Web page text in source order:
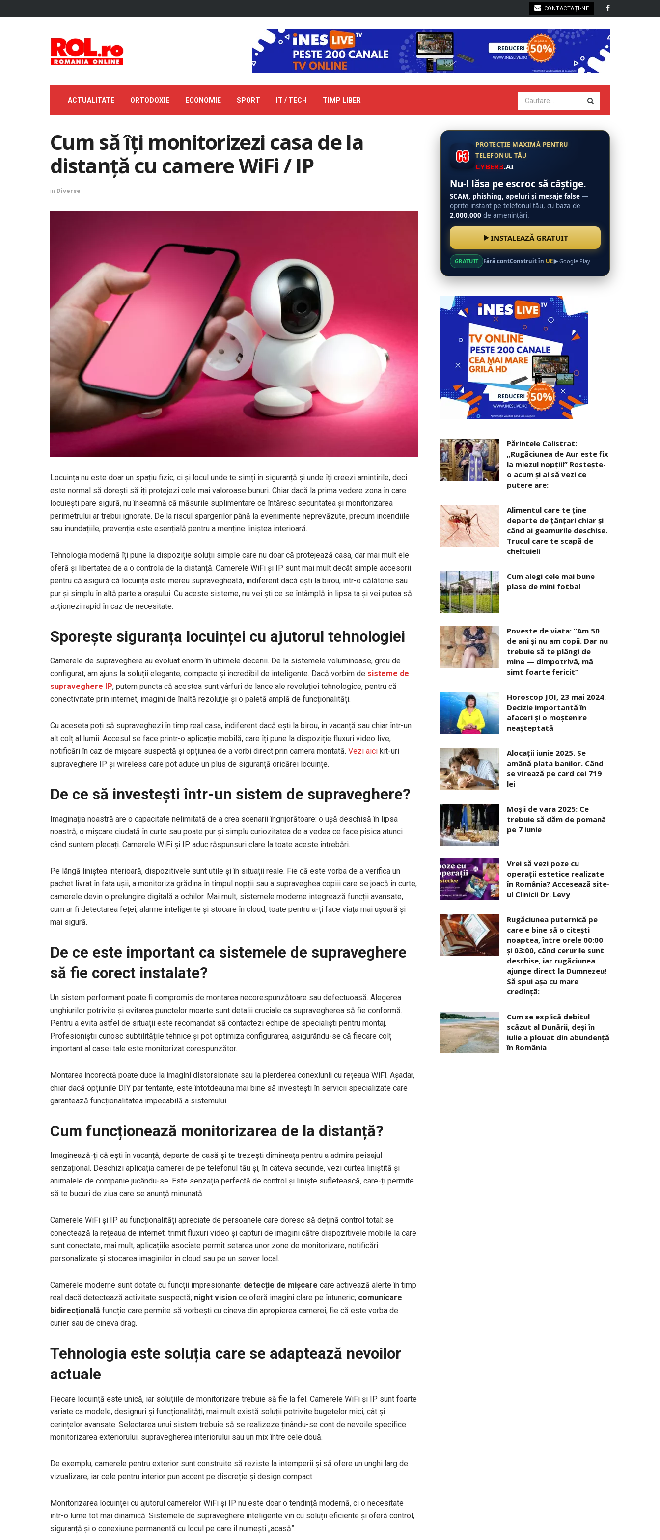
CONTACTAȚI-NE
ACTUALITATE ORTODOXIE ECONOMIE SPORT IT / TECH TIMP LIBER
Cum să îți monitorizezi casa de la
distanță cu camere WiFi / IP
in Diverse
Locuința nu este doar un spațiu fizic, ci și locul unde te simți în siguranță și unde îți creezi amintirile, deci
este normal să dorești să îți protejezi cele mai valoroase bunuri. Chiar dacă la prima vedere zona în care
locuiești pare sigură, nu înseamnă că măsurile suplimentare ce întăresc securitatea și monitorizarea
perimetrului ar trebui ignorate. De la riscul spargerilor până la evenimente neprevăzute, precum incendiile
sau inundațiile, prevenția este esențială pentru a menține liniștea interioară.
Tehnologia modernă îți pune la dispoziție soluții simple care nu doar că protejează casa, dar mai mult ele
oferă și libertatea de a o controla de la distanță. Camerele WiFi și IP sunt mai mult decât simple accesorii
pentru că asigură că locuința este mereu supravegheată, indiferent dacă ești la birou, într-o călătorie sau
pur și simplu în altă parte a orașului. Cu aceste sisteme, nu vei ști ce se întâmplă în lipsa ta și vei putea să
acționezi rapid în caz de necesitate.
Sporește siguranța locuinței cu ajutorul tehnologiei
Camerele de supraveghere au evoluat enorm în ultimele decenii. De la sistemele voluminoase, greu de
configurat, am ajuns la soluții elegante, compacte și incredibil de inteligente. Dacă vorbim de sisteme de
supraveghere IP, putem puncta că acestea sunt vârfuri de lance ale revoluției tehnologice, pentru că
conectivitate prin internet, imagini de înaltă rezoluție și o paletă amplă de funcționalități.
Cu aceseta poți să supraveghezi în timp real casa, indiferent dacă ești la birou, în vacanță sau chiar într-un
alt colț al lumii. Accesul se face printr-o aplicație mobilă, care îți pune la dispoziție fluxuri video live,
notificări în caz de mișcare suspectă și opțiunea de a vorbi direct prin camera montată. Vezi aici kit-uri
supraveghere IP și wireless care pot aduce un plus de siguranță oricărei locuințe.
De ce să investești într-un sistem de supraveghere?
Imaginația noastră are o capacitate nelimitată de a crea scenarii îngrijorătoare: o ușă deschisă în lipsa
noastră, o mișcare ciudată în curte sau poate pur și simplu curiozitatea de a vedea ce face pisica atunci
când suntem plecați. Camerele WiFi și IP aduc răspunsuri clare la toate aceste întrebări.
Pe lângă liniștea interioară, dispozitivele sunt utile și în situații reale. Fie că este vorba de a verifica un
pachet livrat în fața ușii, a monitoriza grădina în timpul nopții sau a supraveghea copiii care se joacă în curte,
camerele devin o prelungire digitală a ochilor. Mai mult, sistemele moderne integrează funcții avansate,
cum ar fi detectarea feței, alarme inteligente și stocare în cloud, toate pentru a-ți face viața mai ușoară și
mai sigură.
De ce este important ca sistemele de supraveghere
să fie corect instalate?
Un sistem performant poate fi compromis de montarea necorespunzătoare sau defectuoasă. Alegerea
unghiurilor potrivite și evitarea punctelor moarte sunt detalii cruciale ca supravegherea să fie conformă.
Pentru a evita astfel de situații este recomandat să contactezi echipe de specialiști pentru montaj.
Profesioniștii cunosc subtilitățile tehnice și pot optimiza configurarea, asigurându-se că fiecare colț
important al casei tale este monitorizat corespunzător.
Montarea incorectă poate duce la imagini distorsionate sau la pierderea conexiunii cu rețeaua WiFi. Așadar,
chiar dacă opțiunile DIY par tentante, este întotdeauna mai bine să investești în servicii specializate care
garantează funcționalitatea impecabilă a sistemului.
Cum funcționează monitorizarea de la distanță?
Imaginează-ți că ești în vacanță, departe de casă și te trezești dimineața pentru a admira peisajul
senzațional. Deschizi aplicația camerei de pe telefonul tău și, în câteva secunde, vezi curtea liniștită și
animalele de companie jucându-se. Este senzația perfectă de control și liniște sufletească, care-ți permite
să te bucuri de ziua care se anunță minunată.
Camerele WiFi și IP au funcționalități apreciate de persoanele care doresc să dețină control total: se
conectează la rețeaua de internet, trimit fluxuri video și capturi de imagini către dispozitivele mobile la care
sunt conectate, mai mult, aplicațiile asociate permit setarea unor zone de monitorizare, notificări
personalizate și stocarea imaginilor în cloud sau pe un server local.
Camerele moderne sunt dotate cu funcții impresionante: detecție de mișcare care activează alerte în timp
real dacă detectează activitate suspectă; night vision ce oferă imagini clare pe întuneric; comunicare
bidirecțională funcție care permite să vorbești cu cineva din apropierea camerei, fie că este vorba de
curier sau de cineva drag.
Tehnologia este soluția care se adaptează nevoilor
actuale
Fiecare locuință este unică, iar soluțiile de monitorizare trebuie să fie la fel. Camerele WiFi și IP sunt foarte
variate ca modele, designuri și funcționalități, mai mult există soluții potrivite bugetelor mici, cât și
cerințelor avansate. Selectarea unui sistem trebuie să se realizeze ținându-se cont de nevoile specifice:
monitorizarea exteriorului, supravegherea interiorului sau un mix între cele două.
De exemplu, camerele pentru exterior sunt construite să reziste la intemperii și să ofere un unghi larg de
vizualizare, iar cele pentru interior pun accent pe discreție și design compact.
Monitorizarea locuinței cu ajutorul camerelor WiFi și IP nu este doar o tendință modernă, ci o necesitate
într-o lume tot mai dinamică. Sistemele de supraveghere inteligente vin cu soluții eficiente și oferă control,
siguranță și o conexiune permanentă cu locul pe care îl numești „acasă”.
PROTECȚIE MAXIMĂ PENTRU
TELEFONUL TĂU
CYBER3.AI
Nu-l lăsa pe escroc să câștige.
SCAM, phishing, apeluri și mesaje false —
oprite instant pe telefonul tău, cu baza de
2.000.000 de amenințări.
INSTALEAZĂ GRATUIT
GRATUIT Fără contConstruit în UE Google Play
Părintele Calistrat:
„Rugăciunea de Aur este fix
la miezul nopţii!” Rosteşte-
o acum şi ai să vezi ce
putere are:
Alimentul care te ține
departe de țânțari chiar și
când ai geamurile deschise.
Trucul care te scapă de
cheltuieli
Cum alegi cele mai bune
plase de mini fotbal
Poveste de viata: “Am 50
de ani și nu am copii. Dar nu
trebuie să te plângi de
mine — dimpotrivă, mă
simt foarte fericit”
Horoscop JOI, 23 mai 2024.
Decizie importantă în
afaceri şi o moştenire
neaşteptată
Alocaţii iunie 2025. Se
amână plata banilor. Când
se virează pe card cei 719
lei
Moșii de vara 2025: Ce
trebuie să dăm de pomană
pe 7 iunie
Vrei să vezi poze cu
operații estetice realizate
în România? Accesează site-
ul Clinicii Dr. Levy
Rugăciunea puternică pe
care e bine să o citești
noaptea, între orele 00:00
și 03:00, când cerurile sunt
deschise, iar rugăciunea
ajunge direct la Dumnezeu!
Să spui așa cu mare
credință:
Cum se explică debitul
scăzut al Dunării, deși în
iulie a plouat din abundență
în România